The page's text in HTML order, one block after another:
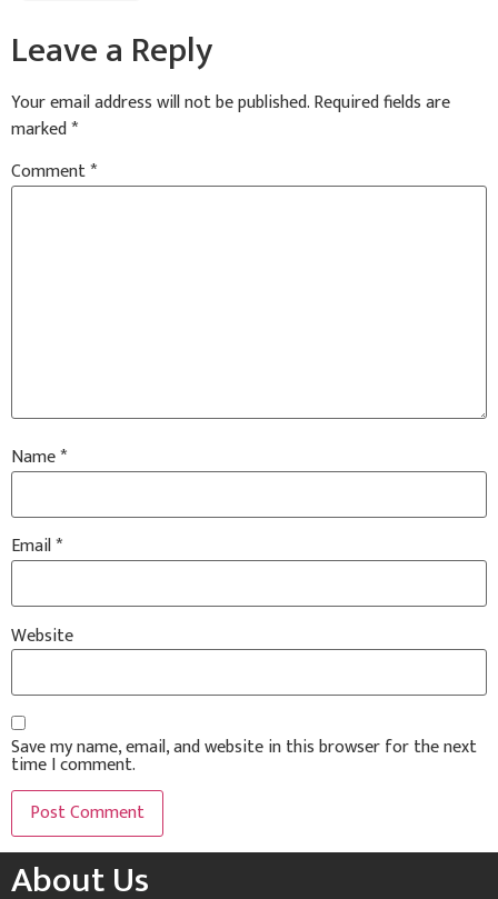
Leave a Reply
Your email address will not be published.Required fields are
marked*
Comment*
Name*
Email*
Website
Save my name, email, and website in this browser for the next
time I comment.
About Us